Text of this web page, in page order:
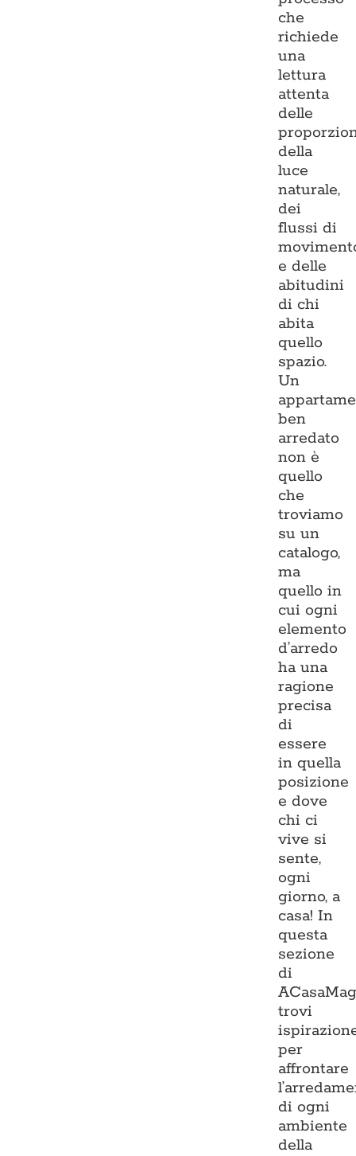
che
richiede
una
lettura
attenta
delle
della
luce
naturale,
dei
flussi di
e delle
abitudini
di chi
abita
quello
spazio.
Un
ben
arredato
non è
quello
che
troviamo
su un
catalogo,
ma
quello in
cui ogni
elemento
d’arredo
ha una
ragione
precisa
di
essere
in quella
posizione
e dove
chi ci
vive si
sente,
ogni
giorno, a
casa! In
questa
sezione
di
trovi
per
affrontare
di ogni
ambiente
della